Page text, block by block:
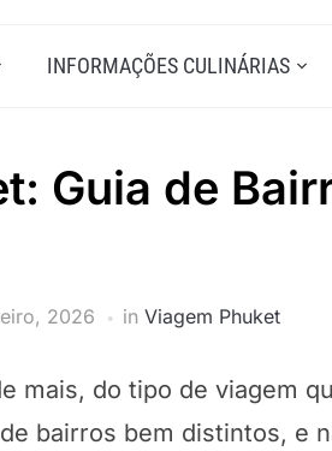
INFORMAÇÕES CULINÁRIAS
Guia de
2026 in Viagem Phuket
mais, do tipo de viagem
bairros bem distintos, e